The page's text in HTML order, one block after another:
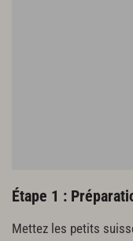
Étape 1 :
Mettez les petits